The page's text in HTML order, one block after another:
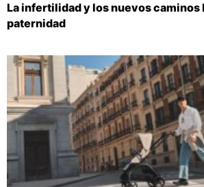
La infertilidad y los nuevos caminos
paternidad